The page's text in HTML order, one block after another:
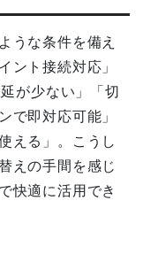
うな条件を備え
ント接続対応」
が少ない」「切
で即対応可能」
える」。こうし
えの手間を感じ
快適に活用でき